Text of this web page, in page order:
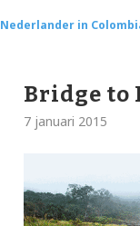
Nederlander in
Bridge to
7 januari 2015